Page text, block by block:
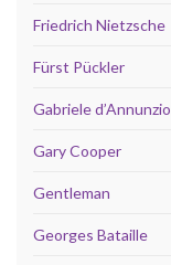
Friedrich Nietzsche
Fürst Pückler
Gabriele d’Annunzio
Gary Cooper
Gentleman
Georges Bataille